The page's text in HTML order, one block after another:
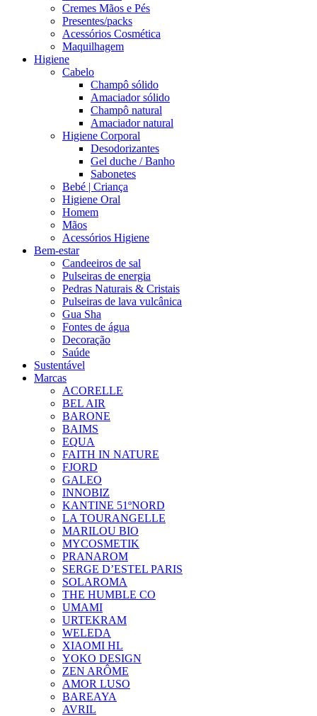
Cremes Mãos e Pés
Presentes/packs
Acessórios Cosmética
Maquilhagem
Higiene
Cabelo
Champô sólido
Amaciador sólido
Champô natural
Amaciador natural
Higiene Corporal
Desodorizantes
Gel duche / Banho
Sabonetes
Bebé | Criança
Higiene Oral
Homem
Mãos
Acessórios Higiene
Bem-estar
Candeeiros de sal
Pulseiras de energia
Pedras Naturais & Cristais
Pulseiras de lava vulcânica
Gua Sha
Fontes de água
Decoração
Saúde
Sustentável
Marcas
ACORELLE
BEL AIR
BARONE
BAIMS
EQUA
FAITH IN NATURE
FJORD
GALEO
INNOBIZ
KANTINE 51ºNORD
LA TOURANGELLE
MARILOU BIO
MYCOSMETIK
PRANAROM
SERGE D’ESTEL PARIS
SOLAROMA
THE HUMBLE CO
UMAMI
URTEKRAM
WELEDA
XIAOMI HL
YOKO DESIGN
ZEN ARÔME
AMOR LUSO
BAREAYA
AVRIL